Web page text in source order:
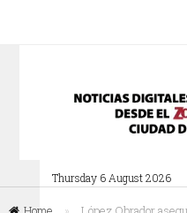
Thursday 6 August 2026